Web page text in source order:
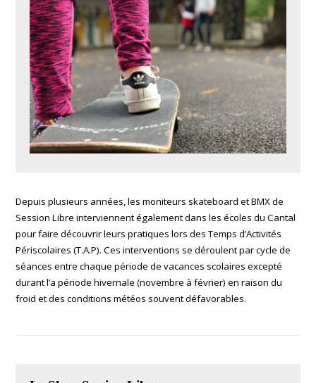
Depuis plusieurs années, les moniteurs skateboard et BMX de
Session Libre interviennent également dans les écoles du Cantal
pour faire découvrir leurs pratiques lors des Temps d’Activités
Périscolaires (T.A.P). Ces interventions se déroulent par cycle de
séances entre chaque période de vacances scolaires excepté
durant l’a période hivernale (novembre à février) en raison du
froid et des conditions météos souvent défavorables.